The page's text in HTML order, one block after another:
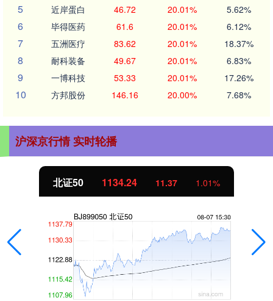
5 近岸蛋白 46.72 20.01% 5.62%
6 毕得医药 61.6 20.01% 6.12%
7 五洲医疗 83.62 20.01% 18.37%
8 耐科装备 49.67 20.01% 6.83%
9 一博科技 53.33 20.01% 17.26%
10 方邦股份 146.16 20.00% 7.68%
沪深京行情 实时轮播
北证50 1134.24 11.37 1.01%